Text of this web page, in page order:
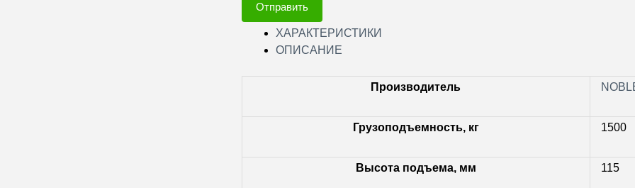
Отправить
ХАРАКТЕРИСТИКИ
ОПИСАНИЕ
Производитель
Грузоподъемность, кг 1500
Высота подъема, мм 115